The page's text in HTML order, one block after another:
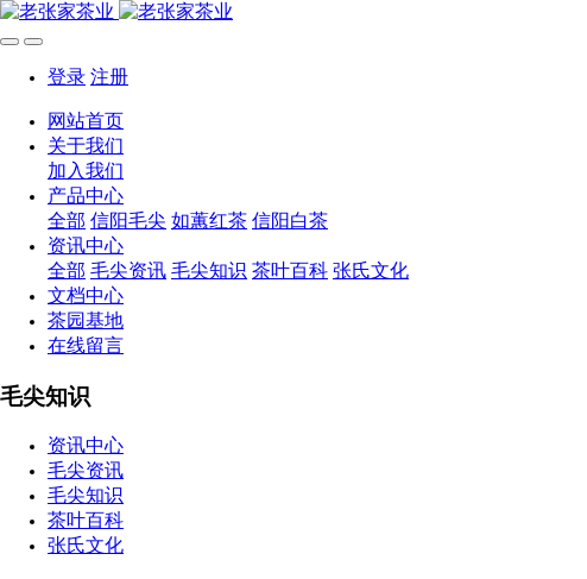
登录 注册
网站首页
关于我们
加入我们
产品中心
全部 信阳毛尖 如蕙红茶 信阳白茶
资讯中心
全部 毛尖资讯 毛尖知识 茶叶百科 张氏文化
文档中心
茶园基地
在线留言
毛尖知识
资讯中心
毛尖资讯
毛尖知识
茶叶百科
张氏文化